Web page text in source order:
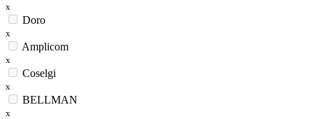
x
Doro
x
Amplicom
x
Coselgi
x
BELLMAN
x